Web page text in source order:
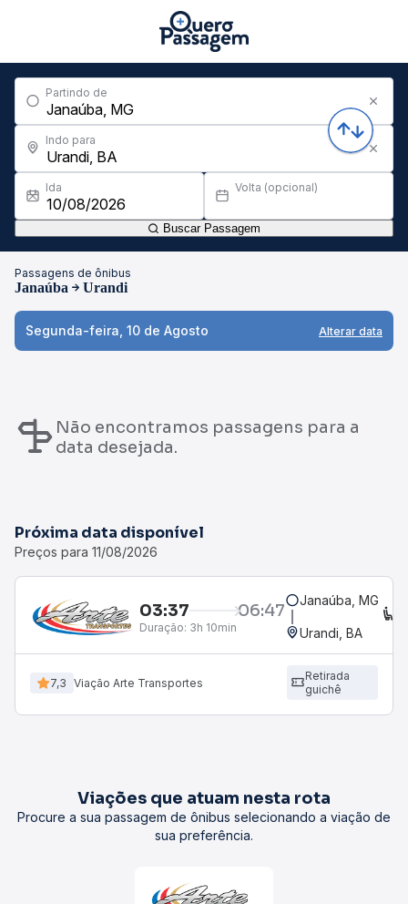
Partindo de
Indo para
Ida Volta (opcional)
Buscar Passagem
Passagens de ônibus
Janaúba Urandi
Segunda-feira, 10 de Agosto Alterar data
Não encontramos passagens para a
data desejada.
Próxima data disponível
Preços para 11/08/2026
03:37 06:47
Duração: 3h 10min
Janaúba, MG
Urandi, BA
7,3 Viação Arte Transportes
Retirada
guichê
Viações que atuam nesta rota
Procure a sua passagem de ônibus selecionando a viação de
sua preferência.